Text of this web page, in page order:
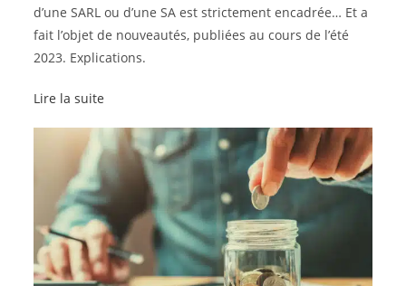
d’une SARL ou d’une SA est strictement encadrée… Et a
fait l’objet de nouveautés, publiées au cours de l’été
2023. Explications.
Lire la suite